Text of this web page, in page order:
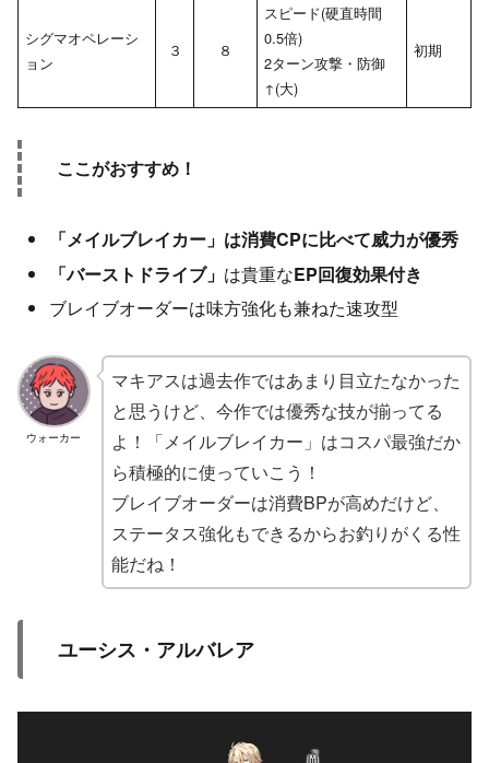
シグマオペレーシ
ョン
３ ８
スピード(硬直時間
0.5倍)
2ターン攻撃・防御
↑(大)
初期
ここがおすすめ！
「メイルブレイカー」は消費CPに比べて威力が優秀
「バーストドライブ」 は貴重なEP回復効果付き
ブレイブオーダーは味方強化も兼ねた速攻型
ウォーカー
マキアスは過去作ではあまり目立たなかった
と思うけど、今作では優秀な技が揃ってる
よ！「メイルブレイカー」はコスパ最強だか
ら積極的に使っていこう！
ブレイブオーダーは消費BPが高めだけど、
ステータス強化もできるからお釣りがくる性
能だね！
ユーシス・アルバレア